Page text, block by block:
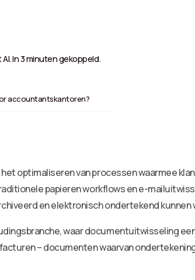
In 3 minuten gekoppeld.
accountantskantoren?
optimaliseren van processen waarmee
papieren workflows en e-
en elektronisch ondertekend kunnen
waar documentuitwisseling
– documenten waarvan